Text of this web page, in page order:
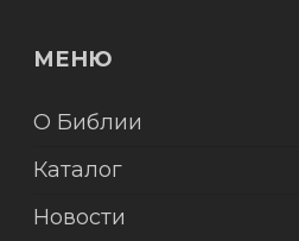
МЕНЮ
О Библии
Каталог
Новости